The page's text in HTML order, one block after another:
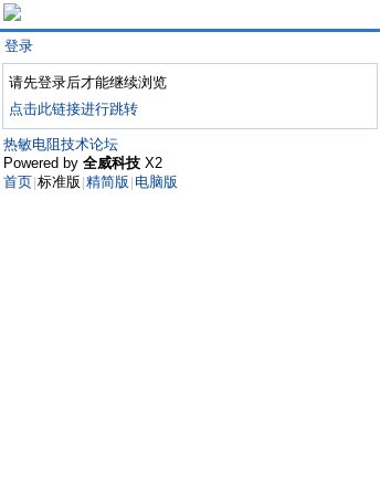
登录
请先登录后才能继续浏览
点击此链接进行跳转
热敏电阻技术论坛
Powered by 全威科技 X2
首页 标准版 精简版 电脑版